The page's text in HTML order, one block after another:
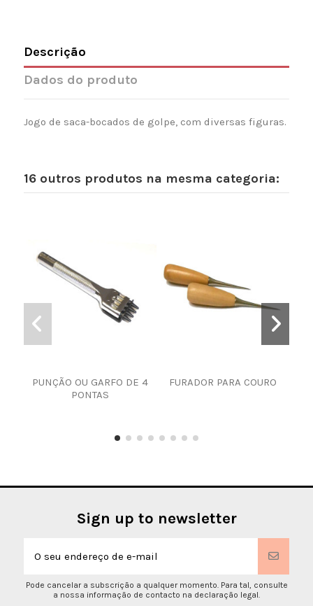
Descrição
Dados do produto
Jogo de saca-bocados de golpe, com diversas figuras.
16 outros produtos na mesma categoria:
PUNÇÃO OU GARFO DE 4
PONTAS
FURADOR PARA COURO
Sign up to newsletter
Pode cancelar a subscrição a qualquer momento. Para tal, consulte
a nossa informação de contacto na declaração legal.